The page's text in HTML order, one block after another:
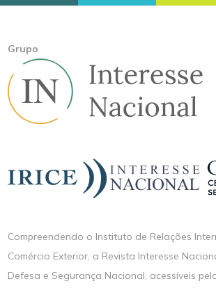
Grupo
Compreendendo o Instituto de Relações
Comércio Exterior, a Revista Interesse
Defesa e Segurança Nacional, acessíveis